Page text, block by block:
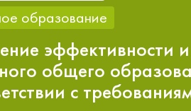
образование
эффективности и
общего
с